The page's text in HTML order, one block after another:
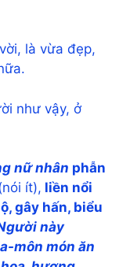
là vừa đẹp,
như vậy, ở
nữ nhân phẫn
ít), liền nổi
gây hấn, biểu
này
môn món ăn